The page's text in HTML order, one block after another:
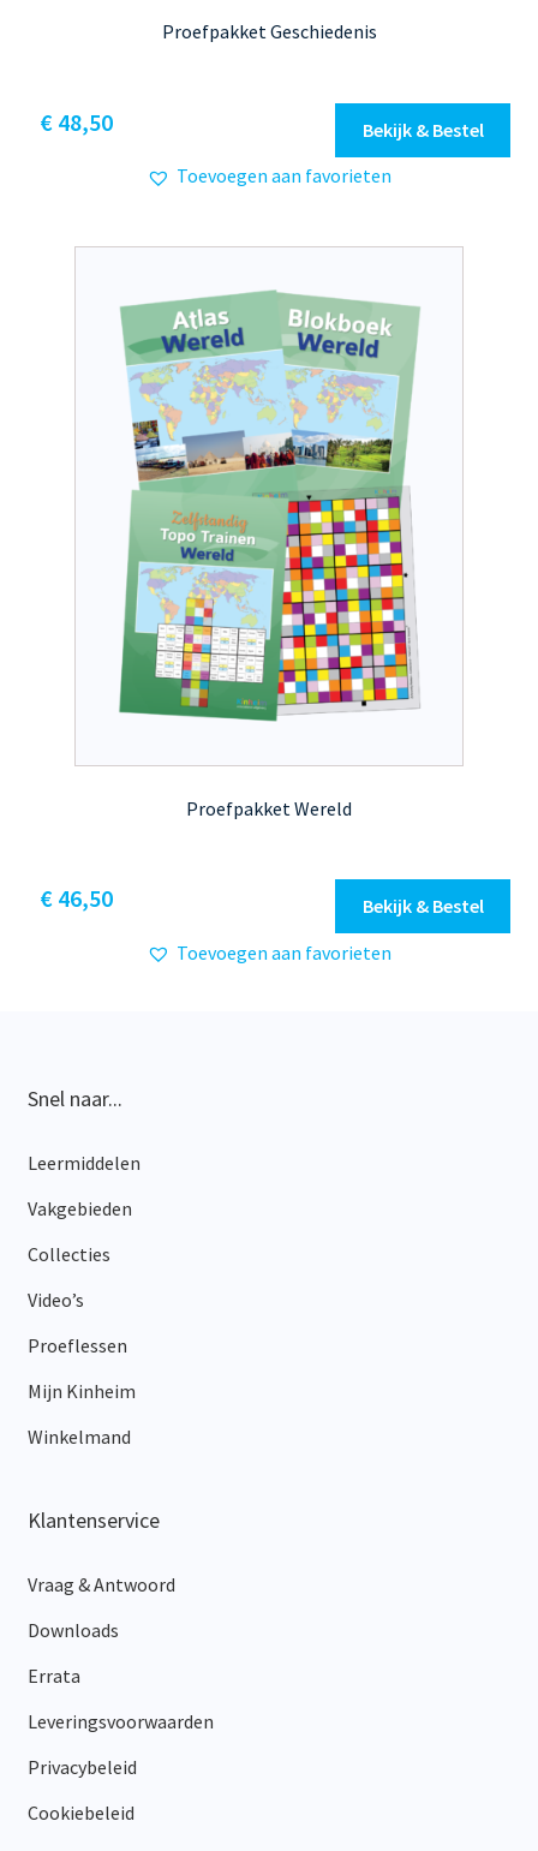
Proefpakket Geschiedenis
€48,50
Bekijk & Bestel
Toevoegen aan favorieten
Proefpakket Wereld
€46,50
Bekijk & Bestel
Toevoegen aan favorieten
Snel naar...
Leermiddelen
Vakgebieden
Collecties
Video’s
Proeflessen
Mijn Kinheim
Winkelmand
Klantenservice
Vraag & Antwoord
Downloads
Errata
Leveringsvoorwaarden
Privacybeleid
Cookiebeleid